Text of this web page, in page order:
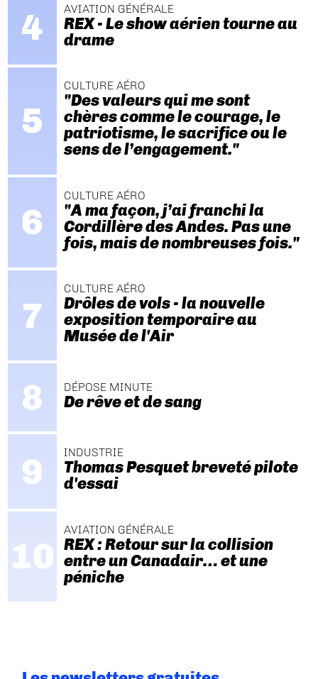
AVIATION GÉNÉRALE
REX - Le show aérien tourne au
drame
CULTURE AÉRO
"Des valeurs qui me sont
chères comme le courage, le
patriotisme, le sacrifice ou le
sens de l’engagement."
CULTURE AÉRO
"A ma façon, j’ai franchi la
Cordillère des Andes. Pas une
fois, mais de nombreuses fois."
CULTURE AÉRO
Drôles de vols - la nouvelle
exposition temporaire au
Musée de l'Air
DÉPOSE MINUTE
De rêve et de sang
INDUSTRIE
Thomas Pesquet breveté pilote
d'essai
AVIATION GÉNÉRALE
REX : Retour sur la collision
entre un Canadair… et une
péniche